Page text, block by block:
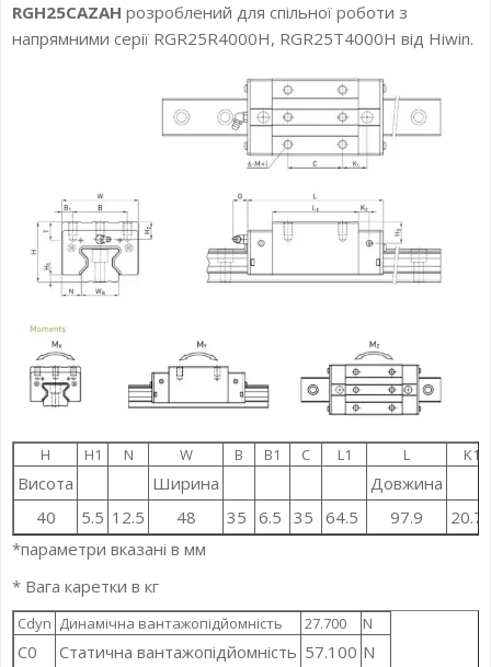
RGH25CAZAH розроблений для спільної роботи з
напрямними серії RGR25R4000H, RGR25T4000H від Hiwin.
H H1 N W B B1 C L1 L K1
Висота Ширина
Довжина
40
5.5 12.5 48 35 6.5 35 64.5 97.9
*параметри вказані в мм
* Вага каретки в кг
Cdyn Динамічна вантажопідйомність 27.700 N
C0 Статична вантажопідйомність 57.100 N